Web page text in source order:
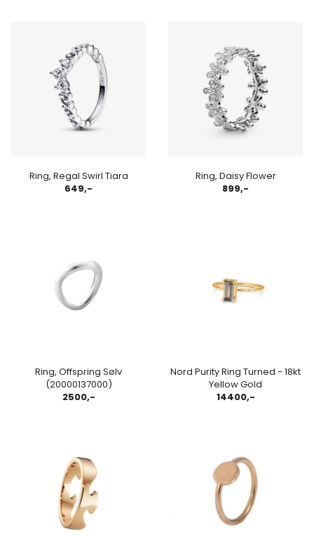
Ring, Regal Swirl Tiara
649,-
Ring, Daisy Flower
899,-
Ring, Offspring Sølv
(20000137000)
2500,-
Nord Purity Ring Turned - 18kt
Yellow Gold
14400,-